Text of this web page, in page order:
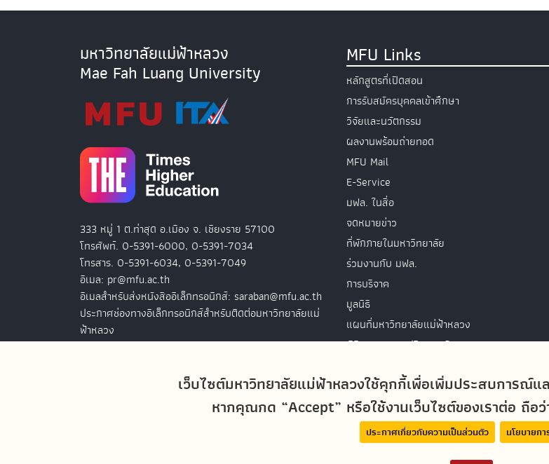
เว็บไซต์มหาวิทยาลัยแม่ฟ้าหลวงใช้คุกกี้เพื่อเพิ่มประสบการณ์แ
หากคุณกด “Accept” หรือใช้งานเว็บไซต์ของเราต่อ ถื
ประกาศเกี่ยวกับความเป็นส่วนตัว นโยบายก
มหาวิทยาลัยแม่ฟ้าหลวง
Mae Fah Luang University
333 หมู่ 1 ต.ท่าสุด อ.เมือง จ. เชียงราย 57100
โทรศัพท์. 0-5391-6000, 0-5391-7034
โทรสาร. 0-5391-6034, 0-5391-7049
อีเมล: pr@mfu.ac.th
อีเมลสำหรับส่งหนังสืออิเล็กทรอนิกส์: saraban@mfu.ac.th
ประกาศช่องทางอิเล็กทรอนิกส์สำหรับติดต่อมหาวิทยาลัยแม่
ฟ้าหลวง
MFU Links
หลักสูตรที่เปิดสอน
การรับสมัครบุคคลเข้าศึกษา
วิจัยและนวัตกรรม
ผลงานพร้อมถ่ายทอด
MFU Mail
E-Service
มฟล. ในสื่อ
จดหมายข่าว
ที่พักภายในมหาวิทยาลัย
ร่วมงานกับ มฟล.
การบริจาค
มูลนิธิ
แผนที่มหาวิทยาลัยแม่ฟ้าหลวง
พิธีพระราชทานปริญญาบัตร